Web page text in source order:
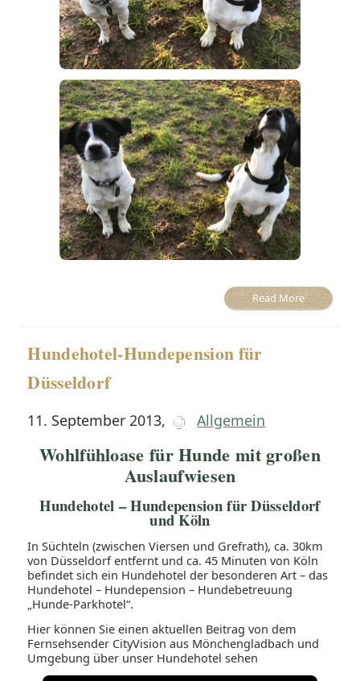
Read More
Hundehotel-Hundepension für
Düsseldorf
11. September 2013, Allgemein
Wohlfühloase für Hunde mit großen
Auslaufwiesen
Hundehotel – Hundepension für Düsseldorf
und Köln
In Süchteln (zwischen Viersen und Grefrath), ca. 30km
von Düsseldorf entfernt und ca. 45 Minuten von Köln
befindet sich ein Hundehotel der besonderen Art – das
Hundehotel – Hundepension – Hundebetreuung
„Hunde-Parkhotel“.
Hier können Sie einen aktuellen Beitrag von dem
Fernsehsender CityVision aus Mönchengladbach und
Umgebung über unser Hundehotel sehen